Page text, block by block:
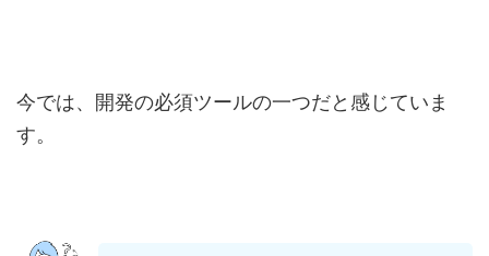
今では、開発の必須ツールの一つだと感じていま
す。